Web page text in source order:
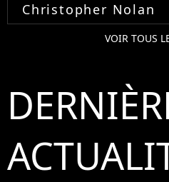
Christopher Nolan
VOIR TOUS